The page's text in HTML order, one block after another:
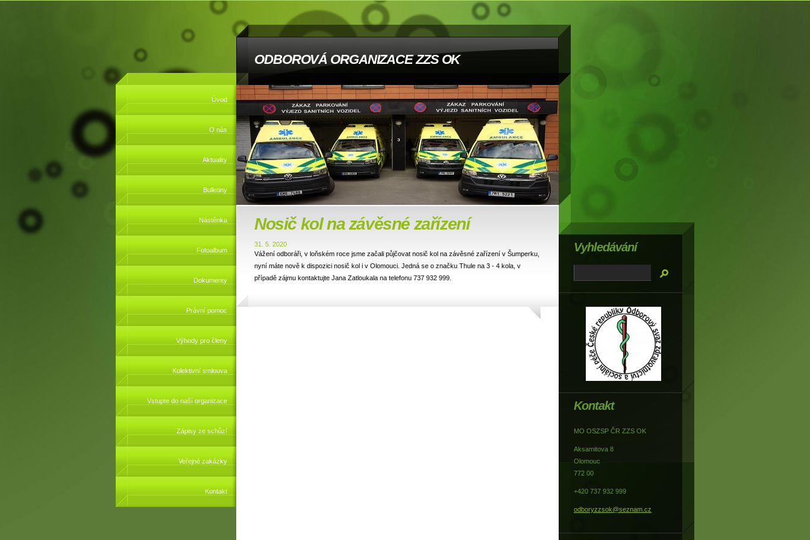
ODBOROVÁ ORGANIZACE ZZS OK
Úvod
O nás
Aktuality
Bulletiny
Nástěnka
Fotoalbum
Dokumenty
Právní pomoc
Výhody pro členy
Kolektivní smlouva
Vstupte do naší organizace
Zápisy ze schůzí
Veřejné zakázky
Kontakt
Nosič kol na závěsné zařízení
31. 5. 2020
Vážení odboráři, v loňském roce jsme začali půjčovat nosič kol na závěsné zařízení v Šumperku,
nyní máte nově k dispozici nosič kol i v Olomouci. Jedná se o značku Thule na 3 - 4 kola, v
případě zájmu kontaktujte Jana Zatloukala na telefonu 737 932 999.
Kontakt
MO OSZSP ČR ZZS OK
Aksamitova 8
Olomouc
772 00
+420 737 932 999
odboryzzsok@seznam.cz
Vyhledávání